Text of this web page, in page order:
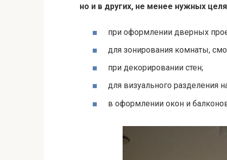
но и в других, не менее нужных
при оформлении дверных
для зонирования комнаты,
при декорировании стен;
для визуального разделения
в оформлении окон и